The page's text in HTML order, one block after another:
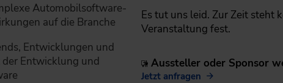
Automobilsoftware-
auf die Branche
Entwicklungen und
der Entwicklung und
Es tut uns leid. Zur Zeit steht
Veranstaltung fest.
Aussteller oder Sponsor
Jetzt anfragen